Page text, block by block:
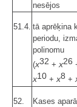
nesējos
51.4. tā aprēķina
periodu,
polinomu
(x32 +x26
x10 +x8 +
52.
Kases